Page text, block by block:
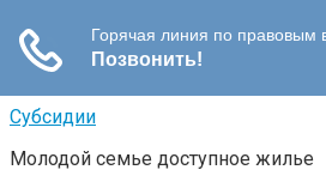
Перейти
контенту
Субсидии
Молодой семье доступное жилье